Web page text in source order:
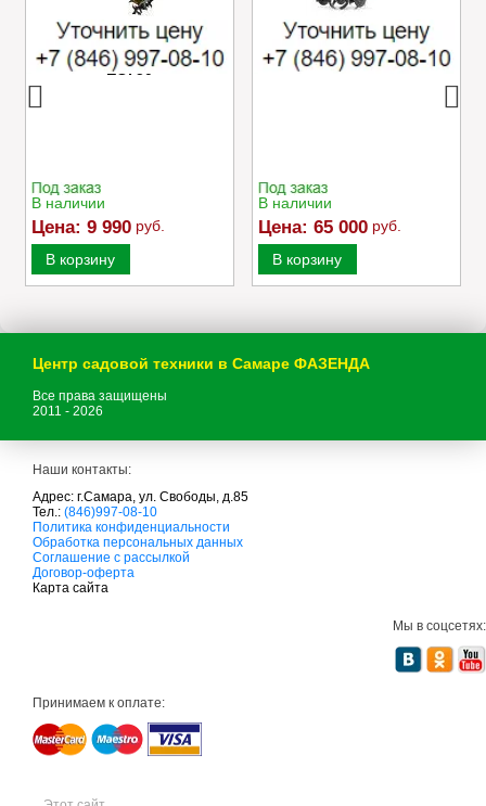
Электрический
культиватор Champion
EC750
В наличии
Цена: 9 990 руб.
В корзину
Культиватор Caiman
MOKKO 40 C2
В наличии
Цена: 65 000 руб.
В корзину
Центр садовой техники в Самаре ФАЗЕНДА
Все права защищены
2011 - 2026
Наши контакты:
Адрес: г.Самара, ул. Свободы, д.85
Тел.: (846)997-08-10
с
а
д
о
в
и
к
а
м
т
Политика конфиденциальности
Обработка персональных данных
Соглашение с рассылкой
Договор-оферта
Карта сайта
Мы в соцсетях:
Принимаем к оплате: